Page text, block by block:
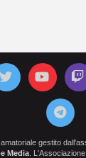
gestito
Media .